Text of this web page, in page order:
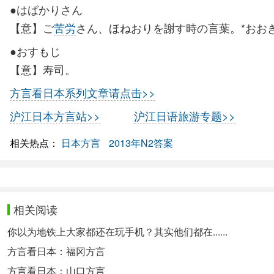
●はばかりさん
【意】ご苦労さん、ほねおりを謝す時の言葉。*おお
●おすもじ
【意】寿司。
方言看日本系列文章请点击>>
沪江日本方言站>>
沪江日语旅游专题>>
相关热点： 日本方言 2013年N2答案
相关阅读
你以为地铁上大家都还在玩手机？其实他们都在......
方言看日本：福冈方言
方言看日本：山口方言